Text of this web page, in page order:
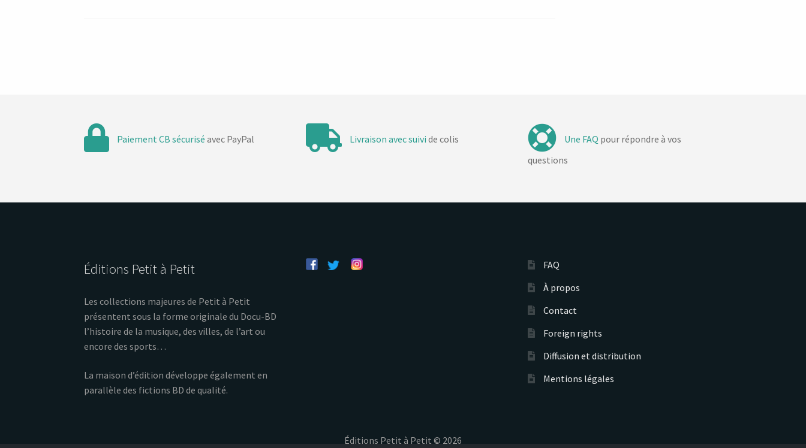
Paiement CB sécurisé avec PayPal Livraison avec suivi de colis Une FAQ pour répondre à vos
questions
Éditions Petit à Petit
Les collections majeures de Petit à Petit
présentent sous la forme originale du Docu-BD
l’histoire de la musique, des villes, de l’art ou
encore des sports…
La maison d’édition développe également en
parallèle des fictions BD de qualité.
FAQ
À propos
Contact
Foreign rights
Diffusion et distribution
Mentions légales
Éditions Petit à Petit © 2026